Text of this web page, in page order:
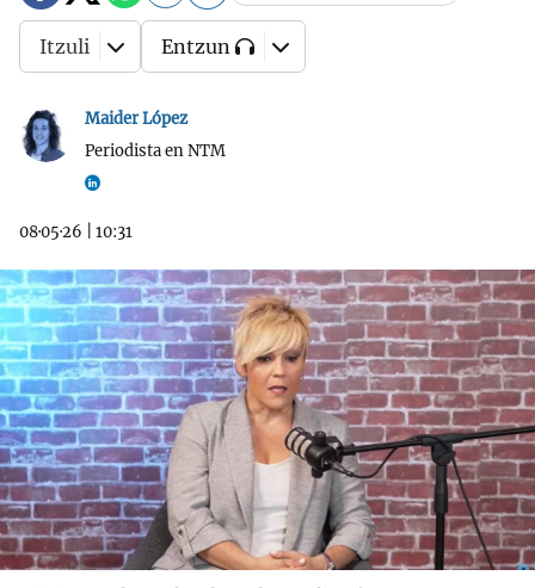
Maider López
Periodista en NTM
08·05·26 10:31
Itzuli Entzun